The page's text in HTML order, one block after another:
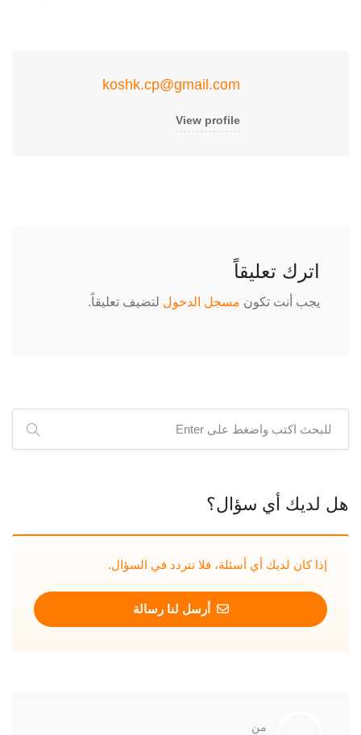
koshk.cp@gmail.com
View profile
اترك تعليقاً
يجب أنت تكون مسجل الدخول لتضيف تعليقاً.
هل لديك أي سؤال؟
إذا كان لديك أي أسئلة، فلا تتردد في السؤال.
أرسل لنا رسالة
من